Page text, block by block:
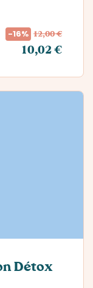
-16% 12,00 €
10,02 €
Détox